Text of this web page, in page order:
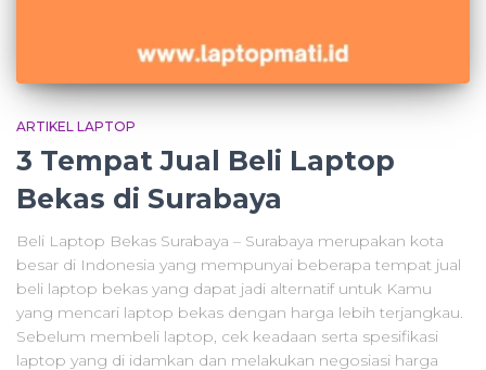
ARTIKEL LAPTOP
3 Tempat Jual Beli Laptop
Bekas di Surabaya
Beli Laptop Bekas Surabaya – Surabaya merupakan kota
besar di Indonesia yang mempunyai beberapa tempat jual
beli laptop bekas yang dapat jadi alternatif untuk Kamu
yang mencari laptop bekas dengan harga lebih terjangkau.
Sebelum membeli laptop, cek keadaan serta spesifikasi
laptop yang di idamkan dan melakukan negosiasi harga